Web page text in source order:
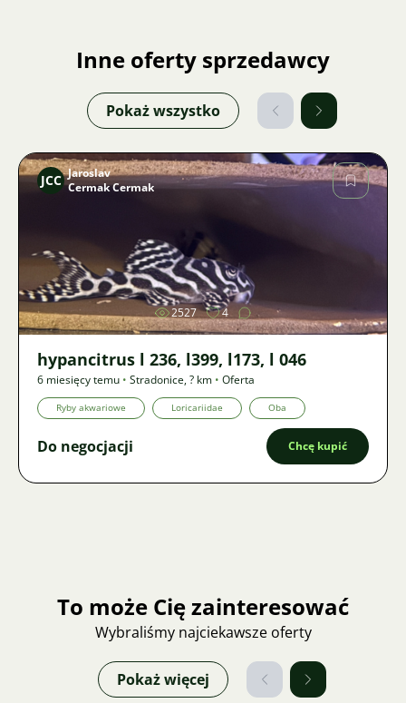
Inne oferty sprzedawcy
Pokaż wszystko
Zdjęcie
JCC Jaroslav
Cermak Cermak
2527 4
hypancitrus l 236, l399, l173, l 046
6 miesięcy temu • Stradonice,? km • Oferta
Ryby akwariowe Loricariidae Oba
Do negocjacji Chcę kupić
To może Cię zainteresować
Wybraliśmy najciekawsze oferty
Pokaż więcej